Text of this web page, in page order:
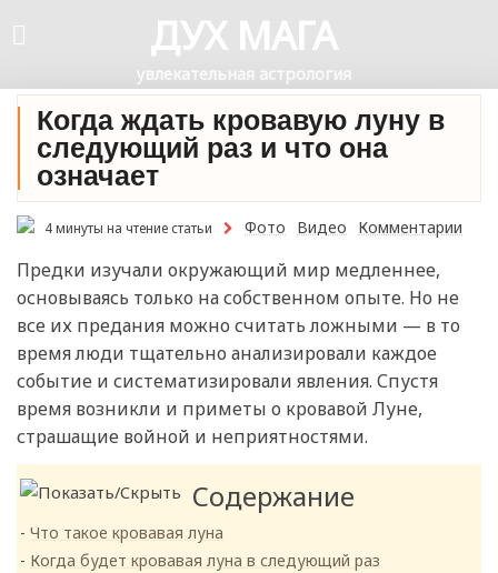
ДУХ МАГА
увлекательная астрология
Когда ждать кровавую луну в
следующий раз и что она
означает
4 минуты на чтение статьи Фото Видео Комментарии
Предки изучали окружающий мир медленнее,
основываясь только на собственном опыте. Но не
все их предания можно считать ложными — в то
время люди тщательно анализировали каждое
событие и систематизировали явления. Спустя
время возникли и приметы о кровавой Луне,
страшащие войной и неприятностями.
Содержание
Что такое кровавая луна
Когда будет кровавая луна в следующий раз